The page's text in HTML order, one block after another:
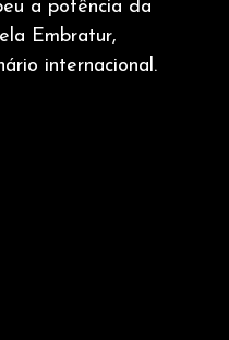
a potência da
Embratur,
internacional.